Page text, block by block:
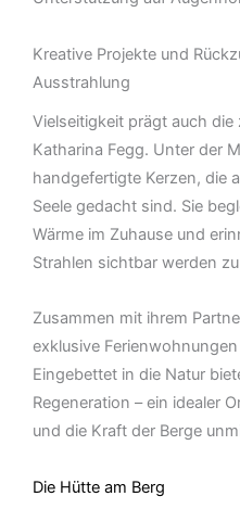
Kreative Projekte und
Ausstrahlung
Vielseitigkeit prägt auch
Katharina Fegg. Unter der
handgefertigte Kerzen, die
Seele gedacht sind. Sie
Wärme im Zuhause und
Strahlen sichtbar werden
Zusammen mit ihrem
exklusive
Eingebettet in die Natur
Regeneration – ein idealer
und die Kraft der Berge
Die Hütte am Berg